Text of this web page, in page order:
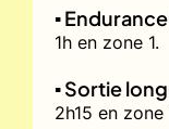
▪️
1h en zone 1.
▪️ Sortie
2h15 en